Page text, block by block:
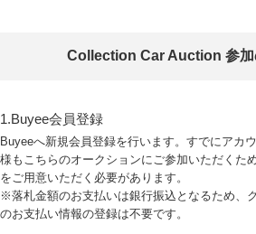
Collection Car Auction 参加
1.Buyee会員登録
Buyeeへ新規会員登録を行います。すでにアカ
様もこちらのオークションにご参加いただくた
をご用意いただく必要があります。
※落札金額のお支払いは銀行振込となるため、
のお支払い情報の登録は不要です。